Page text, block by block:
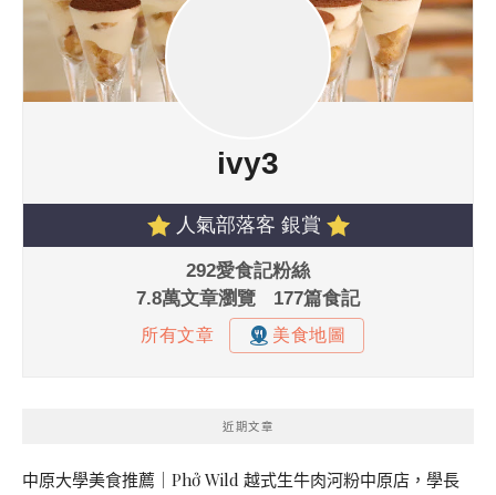
近期文章
中原大學美食推薦｜Phở Wild 越式生牛肉河粉中原店，學長